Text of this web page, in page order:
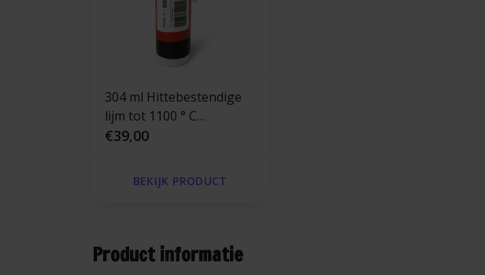
304 ml Hittebestendige
lijm tot 1100 ° C
Gluecon®
€39,00
BEKIJK PRODUCT
Product informatie